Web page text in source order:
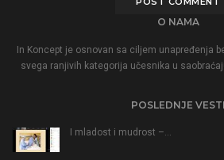
O NAMA
In Koncept je osnovan sa ciljem unapređenja
svega ranjivih kategorija učesnika u
POSLEDNJE VESTI
I mladost i mudrost –…